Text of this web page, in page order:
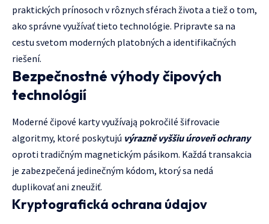
praktických prínosoch v rôznych sférach života a tiež o tom,
ako správne využívať tieto technológie. Pripravte sa na
cestu svetom moderných platobných a identifikačných
riešení.
Bezpečnostné výhody čipových
technológií
Moderné čipové karty využívają pokročilé šifrovacie
algoritmy, ktoré poskytujú výrazně vyššiu úroveň ochrany
oproti tradičným magnetickým pásikom. Každá transakcia
je zabezpečená jedinečným kódom, ktorý sa nedá
duplikovať ani zneužiť.
Kryptografická ochrana údajov